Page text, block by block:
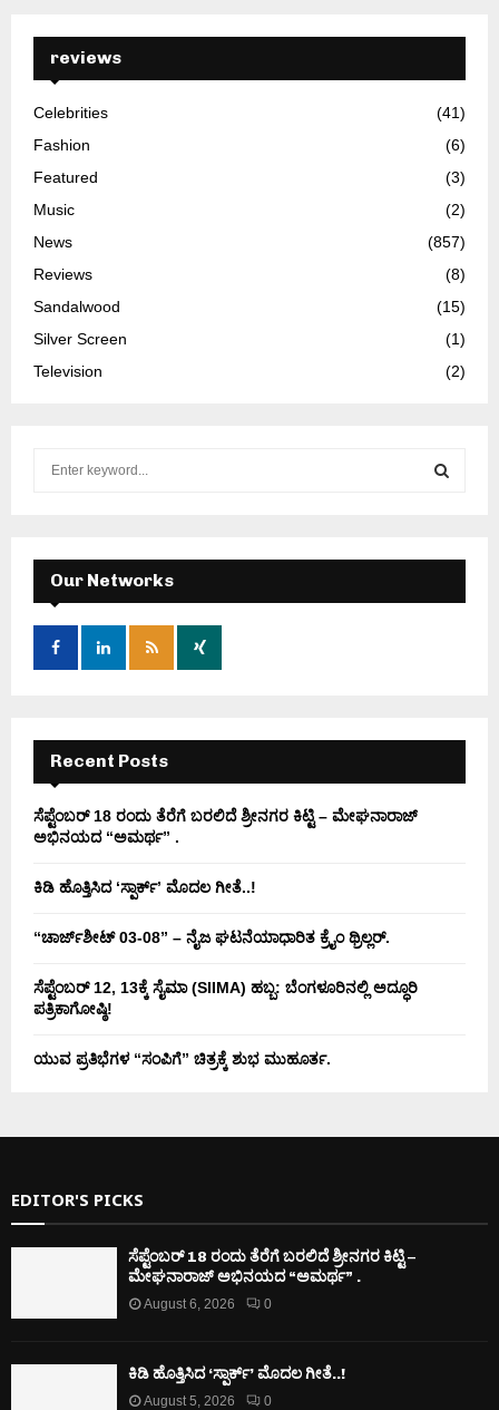
reviews
Celebrities
(41)
Fashion
(6)
Featured
(3)
Music
(2)
News
(857)
Reviews
(8)
Sandalwood
(15)
Silver Screen
(1)
Television
(2)
f
o
:
E
A
H
Our Networks
Recent Posts
ಸೆಪ್ಟೆಂಬರ್ 18 ರಂದು ತೆರೆಗೆ ಬರಲಿದೆ ಶ್ರೀನಗರ ಕಿಟ್ಟಿ – ಮೇಘನಾರಾಜ್
ಅಭಿನಯದ “ಅಮರ್ಥ” .
ಕಿಡಿ‌‌ ಹೊತ್ತಿಸಿದ ‘ಸ್ಪಾರ್ಕ್’ ಮೊದಲ‌ ಗೀತೆ..!
“ಚಾರ್ಜ್‌ಶೀಟ್ 03-08” – ನೈಜ ಘಟನೆಯಾಧಾರಿತ ಕ್ರೈಂ ಥ್ರಿಲ್ಲರ್.
ಸೆಪ್ಟೆಂಬರ್ 12, 13ಕ್ಕೆ ಸೈಮಾ (SIIMA) ಹಬ್ಬ: ಬೆಂಗಳೂರಿನಲ್ಲಿ ಅದ್ಧೂರಿ
ಪತ್ರಿಕಾಗೋಷ್ಠಿ!
ಯುವ ಪ್ರತಿಭೆಗಳ “ಸಂಪಿಗೆ” ಚಿತ್ರಕ್ಕೆ ಶುಭ ಮುಹೂರ್ತ.
EDITOR'S PICKS
ಸೆಪ್ಟೆಂಬರ್ 18 ರಂದು ತೆರೆಗೆ ಬರಲಿದೆ ಶ್ರೀನಗರ ಕಿಟ್ಟಿ –
ಮೇಘನಾರಾಜ್ ಅಭಿನಯದ “ಅಮರ್ಥ” .
August 6, 2026 0
ಕಿಡಿ‌‌ ಹೊತ್ತಿಸಿದ ‘ಸ್ಪಾರ್ಕ್’ ಮೊದಲ‌ ಗೀತೆ..!
August 5, 2026 0